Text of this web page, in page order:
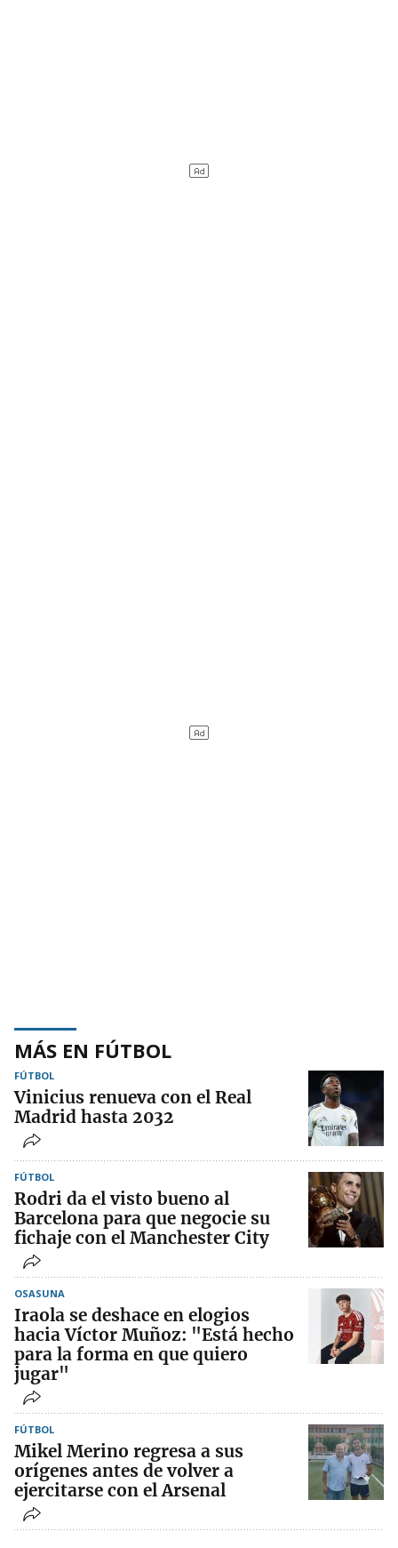
MÁS EN FÚTBOL
FÚTBOL
Vinicius renueva con el Real
Madrid hasta 2032
FÚTBOL
Rodri da el visto bueno al
Barcelona para que negocie su
fichaje con el Manchester City
OSASUNA
Iraola se deshace en elogios
hacia Víctor Muñoz: "Está hecho
para la forma en que quiero
jugar"
FÚTBOL
Mikel Merino regresa a sus
orígenes antes de volver a
ejercitarse con el Arsenal